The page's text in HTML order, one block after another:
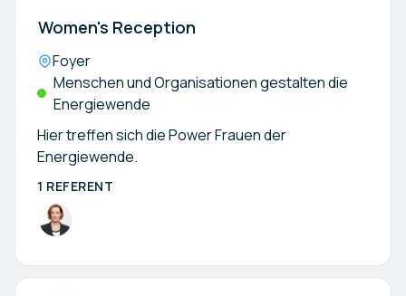
Women's Reception
Location:
Foyer
Menschen und Organisationen gestalten die
Energiewende
Hier treffen sich die Power Frauen der
Energiewende.
1 REFERENT